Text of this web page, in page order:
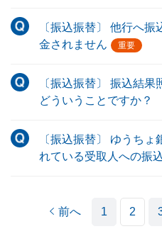
〔振込振替〕 他行へ
金されません
重要
〔振込振替〕 振込結
どういうことですか？
〔振込振替〕 ゆうち
れている受取人への振
前へ 1 2